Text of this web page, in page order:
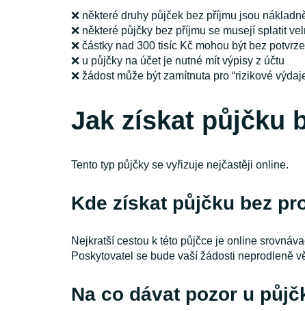
❌ některé druhy půjček bez příjmu jsou
❌ některé půjčky bez příjmu se musejí splatit
❌ částky nad 300 tisíc Kč mohou být bez
❌ u půjčky na účet je nutné mít výpisy z účtu
❌ žádost může být zamítnuta pro “rizikové
Jak získat půjčku
Tento typ půjčky se vyřizuje nejčastěji online.
Kde získat půjčku bez
Nejkratší cestou k této půjčce je online
Poskytovatel se bude vaší žádosti neprodleně
Na co dávat pozor u